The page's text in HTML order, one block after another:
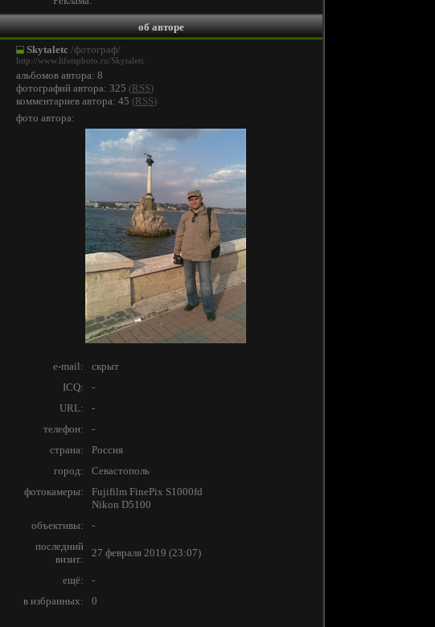
об авторе
Skytaletc /фотограф/
http://www.lifeisphoto.ru/Skytaletc
альбомов автора: 8
фотографий автора: 325 (RSS)
комментариев автора: 45 (RSS)
фото автора:
e-mail:
скрыт
ICQ:
-
URL:
-
телефон:
-
страна:
Россия
город:
Севастополь
фотокамеры:
Fujifilm FinePix S1000fd
Nikon D5100
объективы:
-
последний
визит:
27 февраля 2019 (23:07)
ещё:
-
в избранных:
0